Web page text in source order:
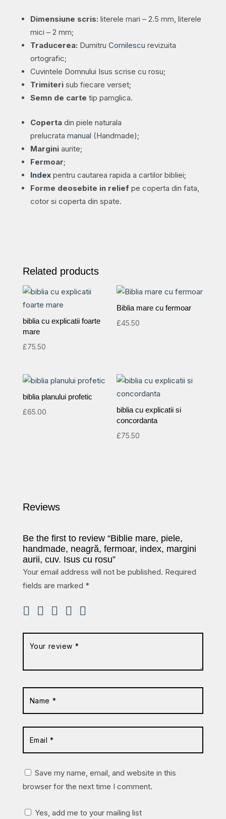
cu
rosu
quantity
Dimensiune scris: literele mari – 2.5 mm, literele
mici – 2 mm;
Traducerea: Dumitru Cornilescu revizuita
ortografic;
Cuvintele Domnului Isus scrise cu rosu;
Trimiterisub fiecare verset;
Semn de carte tip pamglica.
Copertadin piele naturala
prelucrata manual (Handmade);
Marginiaurite;
Fermoar;
Indexpentru cautarea rapida a cartilor bibliei;
Forme deosebite in relief pe coperta din fata,
cotor si coperta din spate.
Related products
biblia cu explicatii foarte
mare
£75.50
Biblia mare cu fermoar
£45.50
biblia planului profetic
£65.00
biblia cu explicatii si
concordanta
£75.50
Reviews
Be the first to review “Biblie mare, piele,
handmade, neagră, fermoar, index, margini
aurii, cuv. Isus cu rosu”
Your email address will not be published. Required
fields are marked *
Save my name, email, and website in this
browser for the next time I comment.
Yes, add me to your mailing list